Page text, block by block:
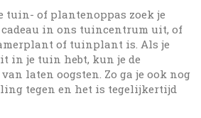
tuin- of plantenoppas zoek je
in ons tuincentrum uit, of
of tuinplant is. Als je
in je tuin hebt, kun je de
laten oogsten. Zo ga je ook nog
tegen en het is tegelijkertijd